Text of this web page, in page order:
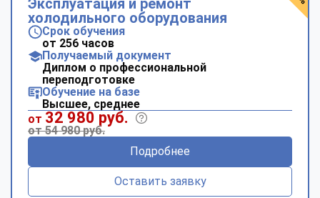
холодильного оборудования
Срок обучения
от 256 часов
Получаемый документ
Диплом о профессиональной
переподготовке
Обучение на базе
Высшее, среднее
от 32 980 руб.
от 54 980 руб.
Подробнее
Оставить заявку